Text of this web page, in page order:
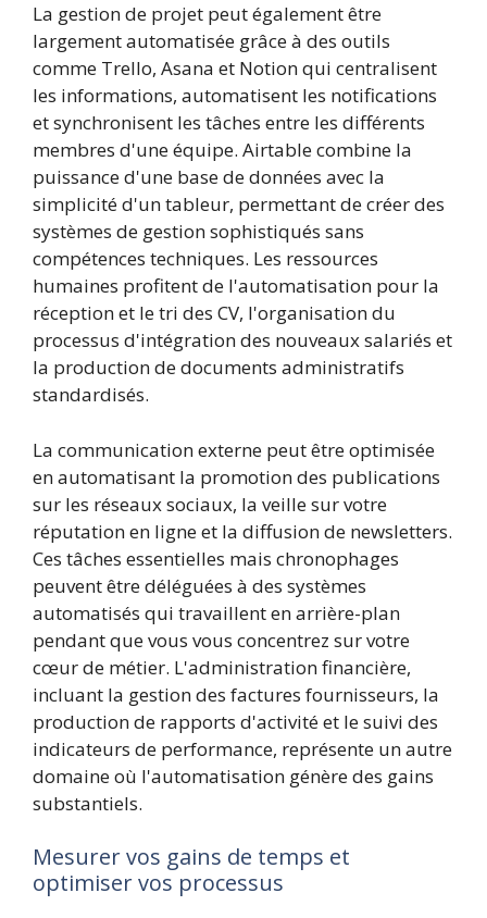
La gestion de projet peut également être
largement automatisée grâce à des outils
comme Trello, Asana et Notion qui centralisent
les informations, automatisent les notifications
et synchronisent les tâches entre les différents
membres d'une équipe. Airtable combine la
puissance d'une base de données avec la
simplicité d'un tableur, permettant de créer des
systèmes de gestion sophistiqués sans
compétences techniques. Les ressources
humaines profitent de l'automatisation pour la
réception et le tri des CV, l'organisation du
processus d'intégration des nouveaux salariés et
la production de documents administratifs
standardisés.
La communication externe peut être optimisée
en automatisant la promotion des publications
sur les réseaux sociaux, la veille sur votre
réputation en ligne et la diffusion de newsletters.
Ces tâches essentielles mais chronophages
peuvent être déléguées à des systèmes
automatisés qui travaillent en arrière-plan
pendant que vous vous concentrez sur votre
cœur de métier. L'administration financière,
incluant la gestion des factures fournisseurs, la
production de rapports d'activité et le suivi des
indicateurs de performance, représente un autre
domaine où l'automatisation génère des gains
substantiels.
Mesurer vos gains de temps et
optimiser vos processus